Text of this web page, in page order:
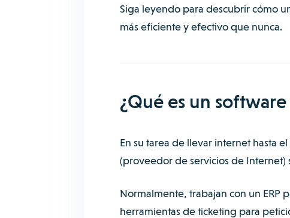
Siga leyendo para descubrir cómo
más eficiente y efectivo que nunca.
¿Qué es un software
En su tarea de llevar internet hasta
(proveedor de servicios de Internet)
Normalmente, trabajan con un ERP
herramientas de ticketing para